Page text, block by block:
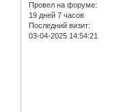
Провел на форуме:
19 дней 7 часов
Последний визит:
03-04-2025 14:54:21